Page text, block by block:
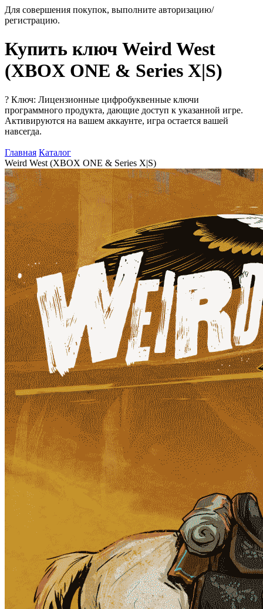
Для совершения покупок, выполните авторизацию/
регистрацию.
Купить ключ Weird West
(XBOX ONE & Series X|S)
? Ключ: Лицензионные цифробуквенные ключи
программного продукта, дающие доступ к указанной игре.
Активируются на вашем аккаунте, игра остается вашей
навсегда.
Главная Каталог
Weird West (XBOX ONE & Series X|S)